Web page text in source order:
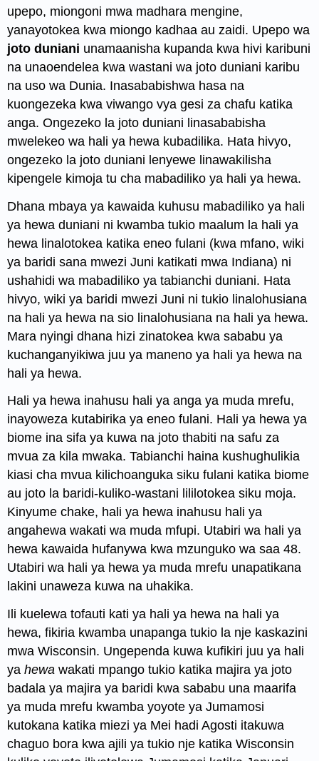
upepo, miongoni mwa madhara mengine,
yanayotokea kwa miongo kadhaa au zaidi. Upepo wa
joto duniani unamaanisha kupanda kwa hivi karibuni
na unaoendelea kwa wastani wa joto duniani karibu
na uso wa Dunia. Inasababishwa hasa na
kuongezeka kwa viwango vya gesi za chafu katika
anga. Ongezeko la joto duniani linasababisha
mwelekeo wa hali ya hewa kubadilika. Hata hivyo,
ongezeko la joto duniani lenyewe linawakilisha
kipengele kimoja tu cha mabadiliko ya hali ya hewa.
Dhana mbaya ya kawaida kuhusu mabadiliko ya hali
ya hewa duniani ni kwamba tukio maalum la hali ya
hewa linalotokea katika eneo fulani (kwa mfano, wiki
ya baridi sana mwezi Juni katikati mwa Indiana) ni
ushahidi wa mabadiliko ya tabianchi duniani. Hata
hivyo, wiki ya baridi mwezi Juni ni tukio linalohusiana
na hali ya hewa na sio linalohusiana na hali ya hewa.
Mara nyingi dhana hizi zinatokea kwa sababu ya
kuchanganyikiwa juu ya maneno ya hali ya hewa na
hali ya hewa.
Hali ya hewa inahusu hali ya anga ya muda mrefu,
inayoweza kutabirika ya eneo fulani. Hali ya hewa ya
biome ina sifa ya kuwa na joto thabiti na safu za
mvua za kila mwaka. Tabianchi haina kushughulikia
kiasi cha mvua kilichoanguka siku fulani katika biome
au joto la baridi-kuliko-wastani lililotokea siku moja.
Kinyumechake, hali ya hewa inahusu hali ya
angahewa wakati wa muda mfupi. Utabiri wa hali ya
hewa kawaida hufanywa kwa mzunguko wa saa 48.
Utabiri wa hali ya hewa ya muda mrefu unapatikana
lakini unaweza kuwa na uhakika.
Ili kuelewa tofauti kati ya hali ya hewa na hali ya
hewa, fikiria kwamba unapanga tukio la nje kaskazini
mwa Wisconsin. Ungependa kuwa kufikiri juu ya hali
yahewa wakati mpango tukio katika majira ya joto
badala ya majira ya baridi kwa sababu una maarifa
ya muda mrefu kwamba yoyote ya Jumamosi
kutokana katika miezi ya Mei hadi Agosti itakuwa
chaguo bora kwa ajili ya tukio nje katika Wisconsin